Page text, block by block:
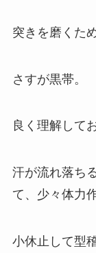
突きを磨くた
さすが黒帯。
良く理解して
汗が流れ落ち
て、少々体力
小休止して型